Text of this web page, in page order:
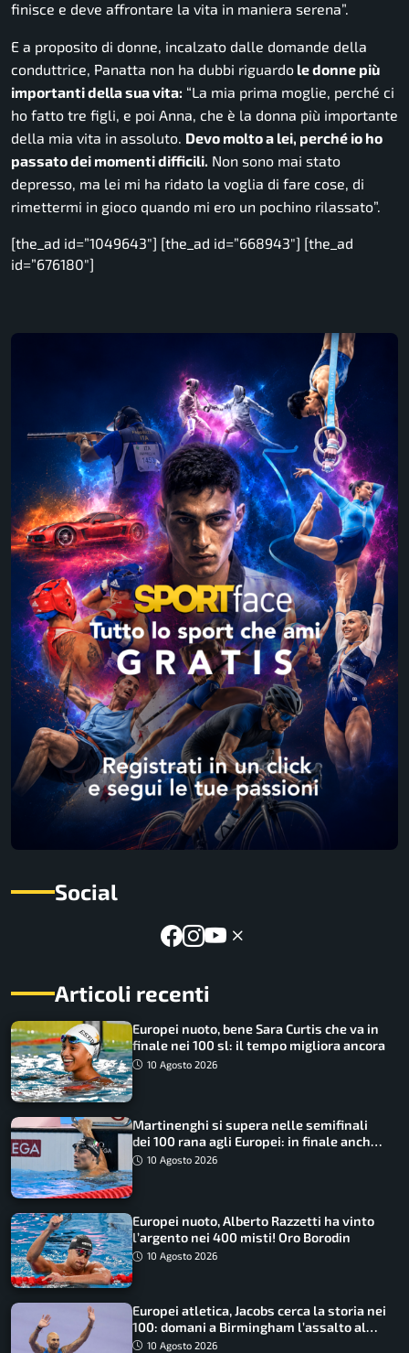
finisce e deve affrontare la vita in maniera serena”.
E a proposito di donne, incalzato dalle domande della
conduttrice, Panatta non ha dubbi riguardo le donne più
importanti della sua vita: “La mia prima moglie, perché ci
ho fatto tre figli, e poi Anna, che è la donna più importante
della mia vita in assoluto. Devo molto a lei, perché io ho
passato dei momenti difficili. Non sono mai stato
depresso, ma lei mi ha ridato la voglia di fare cose, di
rimettermi in gioco quando mi ero un pochino rilassato”.
[the_ad id=”1049643″] [the_ad id=”668943″] [the_ad
id=”676180″]
Social
Articoli recenti
Europei nuoto, bene Sara Curtis che va in
finale nei 100 sl: il tempo migliora ancora
10 Agosto 2026
Martinenghi si supera nelle semifinali
dei 100 rana agli Europei: in finale anche
Cerasuolo
10 Agosto 2026
Europei nuoto, Alberto Razzetti ha vinto
l’argento nei 400 misti! Oro Borodin
10 Agosto 2026
Europei atletica, Jacobs cerca la storia nei
100: domani a Birmingham l’assalto al
terzo oro consecutivo
10 Agosto 2026